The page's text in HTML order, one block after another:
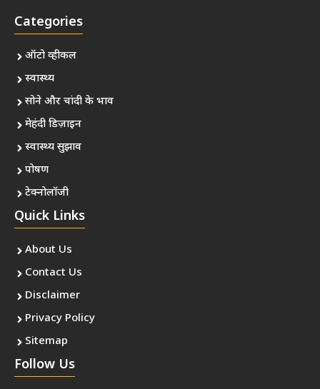
Categories
ऑटो व्हीकल
स्वास्थ्य
सोने और चांदी के भाव
मेहंदी डिज़ाइन
स्वास्थ्य सुझाव
पोषण
टेक्नोलॉजी
Quick Links
About Us
Contact Us
Disclaimer
Privacy Policy
Sitemap
Follow Us